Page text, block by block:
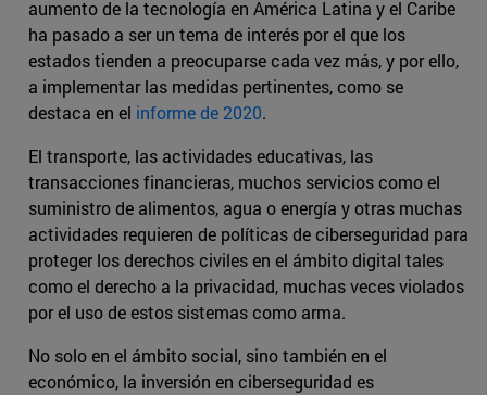
aumento de la tecnología en América Latina y el Caribe
ha pasado a ser un tema de interés por el que los
estados tienden a preocuparse cada vez más, y por ello,
a implementar las medidas pertinentes, como se
destaca en el informe de 2020.
El transporte, las actividades educativas, las
transacciones financieras, muchos servicios como el
suministro de alimentos, agua o energía y otras muchas
actividades requieren de políticas de ciberseguridad para
proteger los derechos civiles en el ámbito digital tales
como el derecho a la privacidad, muchas veces violados
por el uso de estos sistemas como arma.
No solo en el ámbito social, sino también en el
económico, la inversión en ciberseguridad es